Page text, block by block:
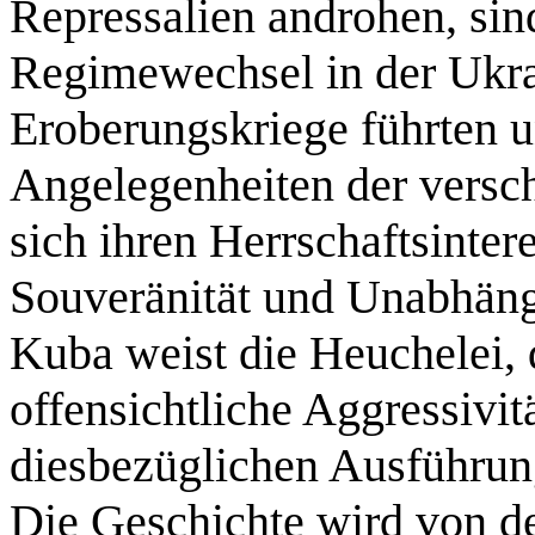
Repressalien androhen,
Regimewechsel in der
Eroberungskriege führten
Angelegenheiten der
sich ihren
Souveränität und
Kuba weist die
offensichtliche
diesbezüglichen
Die Geschichte wird von